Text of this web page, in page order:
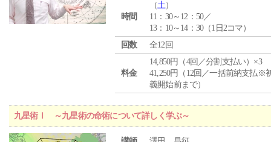
時間
（土）
11：30～12：50／
13：10～14：30（1日2コマ）
回数
全12回
料金
14,850円（4回／分割支払い）×3
41,250円（12回／一括前納支払※
義開始前まで）
九星術Ⅰ ～九星術の命術について詳しく学ぶ～